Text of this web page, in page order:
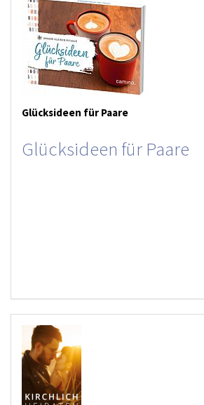
Glücksideen für Paare
Glücksideen für Paare